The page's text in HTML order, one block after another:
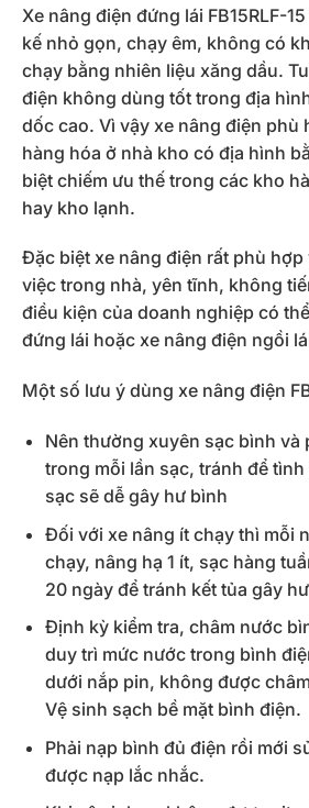
Xe nâng điện đứng lái FB15RLF-
kế nhỏ gọn, chạy êm, không có
chạy bằng nhiên liệu xăng dầu.
điện không dùng tốt trong địa
dốc cao. Vì vậy xe nâng điện phù
hàng hóa ở nhà kho có địa hình
biệt chiếm ưu thế trong các kho
hay kho lạnh.
Đặc biệt xe nâng điện rất phù
việc trong nhà, yên tĩnh, không
điều kiện của doanh nghiệp có
đứng lái hoặc xe nâng điện ngồi
Một số lưu ý dùng xe nâng điện
Nên thường xuyên sạc bình và
trong mỗi lần sạc, tránh để
sạc sẽ dễ gây hư bình
Đối với xe nâng ít chạy thì mỗi
chạy, nâng hạ 1 ít, sạc hàng
20 ngày để tránh kết tủa gây
Định kỳ kiểm tra, châm nước
duy trì mức nước trong bình
dưới nắp pin, không được
Vệ sinh sạch bề mặt bình điện.
Phải nạp bình đủ điện rồi mới
được nạp lắc nhắc.